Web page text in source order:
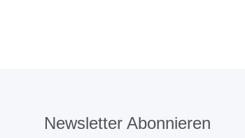
Newsletter Abonnieren